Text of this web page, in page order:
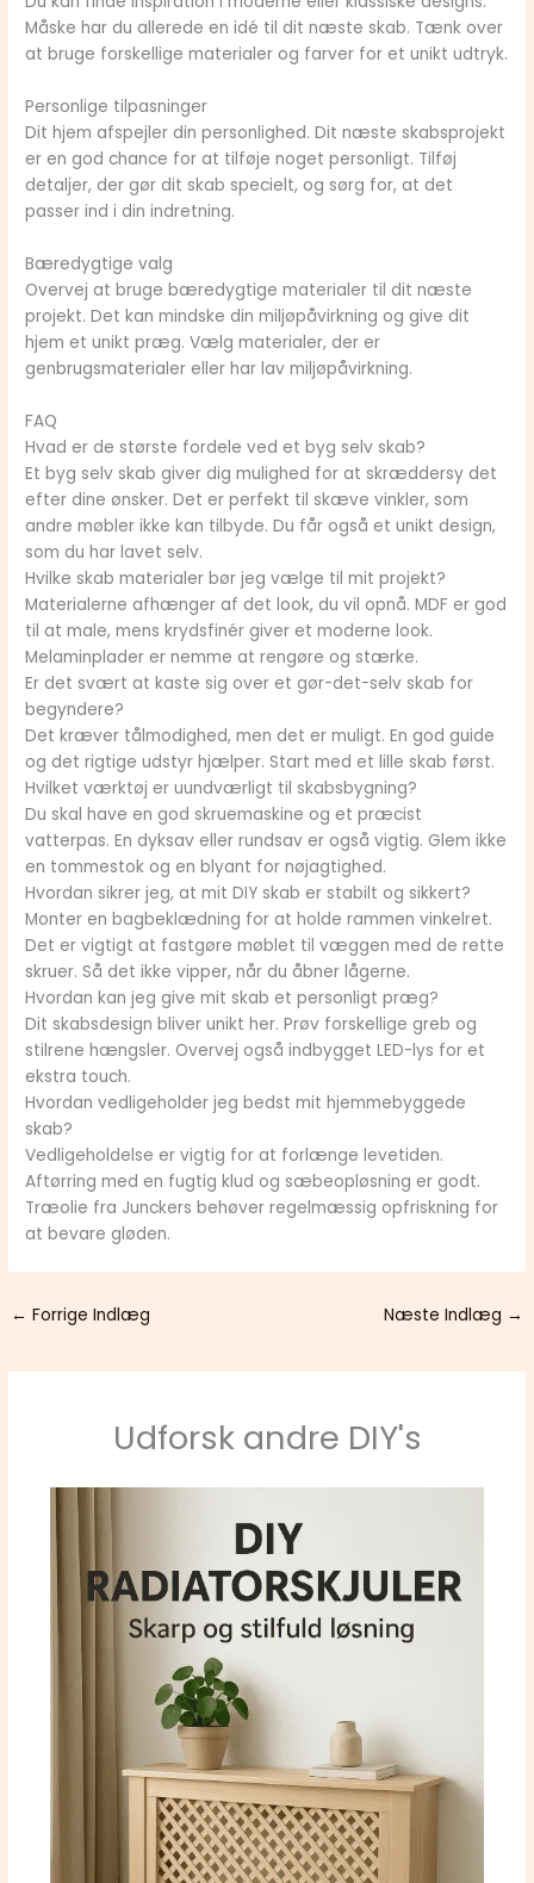
Måske har du allerede en idé til dit næste skab. Tænk over
at bruge forskellige materialer og farver for et unikt udtryk.
Personlige tilpasninger
Dit hjem afspejler din personlighed. Dit næste skabsprojekt
er en god chance for at tilføje noget personligt. Tilføj
detaljer, der gør dit skab specielt, og sørg for, at det
passer ind i din indretning.
Bæredygtige valg
Overvej at brugebæredygtige materialer til dit næste
projekt. Det kan mindske din miljøpåvirkning og give dit
hjem et unikt præg. Vælg materialer, der er
genbrugsmaterialer eller har lav miljøpåvirkning.
FAQ
Hvad er de største fordele ved et byg selv skab?
Et byg selv skab giver dig mulighed for at skræddersy det
efter dine ønsker. Det er perfekt til skæve vinkler, som
andre møbler ikke kan tilbyde. Du får også et unikt design,
som du har lavet selv.
Hvilke skab materialer bør jeg vælge til mit projekt?
Materialerne afhænger af det look, du vil opnå. MDF er god
til at male, mens krydsfinér giver et moderne look.
Melaminplader er nemme at rengøre og stærke.
Er det svært at kaste sig over et gør-det-selv skab for
begyndere?
Det kræver tålmodighed, men det er muligt. En god guide
og det rigtige udstyr hjælper. Start med et lille skab først.
Hvilket værktøj er uundværligt til skabsbygning?
Du skal have en god skruemaskine og et præcist
vatterpas. En dyksav eller rundsav er også vigtig. Glem ikke
en tommestok og en blyant for nøjagtighed.
Hvordan sikrer jeg, at mit DIY skab er stabilt og sikkert?
Monter en bagbeklædning for at holde rammen vinkelret.
Det er vigtigt at fastgøre møblet til væggen med de rette
skruer. Så det ikke vipper, når du åbner lågerne.
Hvordan kan jeg give mit skab et personligt præg?
Dit skabsdesign bliver unikt her. Prøv forskellige greb og
stilrene hængsler. Overvej også indbygget LED-lys for et
ekstra touch.
Hvordan vedligeholder jeg bedst mit hjemmebyggede
skab?
Vedligeholdelse er vigtig for at forlænge levetiden.
Aftørring med en fugtig klud og sæbeopløsning er godt.
Træolie fra Junckers behøver regelmæssig opfriskning for
at bevare gløden.
← Forrige Indlæg Næste Indlæg →
Udforsk andre DIY's